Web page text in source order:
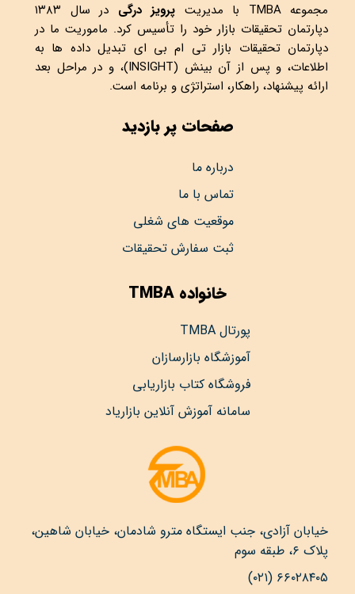
مجموعهTMBA با مدیریت پرویز درگی
در سال ۱۳۸۳
دپارتمان تحقیقات بازار خود را تأسیس کرد. ماموریت ما در
دپارتمان تحقیقات بازار تی ام بی ای تبدیل داده ها به
اطلاعات، و پس از آن بینش (INSIGHT)، و در مراحل بعد
ارائه پیشنهاد، راهکار، استراتژی و برنامه است.
صفحات پر بازدید
درباره ما
تماس با ما
موقعیت های شغلی
ثبت سفارش تحقیقات
خانواده TMBA
پورتال TMBA
آموزشگاه بازارسازان
فروشگاه کتاب بازاریابی
سامانه آموزش آنلاین بازاریاد
خیابان آزادی، جنب ایستگاه مترو شادمان، خیابان شاهین،
پلاک ۶، طبقه سوم
۶۶۰۲۸۴۰۵ (۰۲۱)